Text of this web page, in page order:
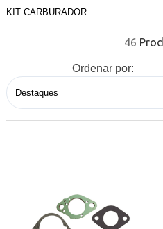
KIT CARBURADOR
46
Ordenar por: